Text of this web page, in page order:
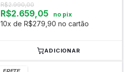
R$2.990,00
R$2.659,05 no pix
10x de R$279,90 no cartão
ADICIONAR